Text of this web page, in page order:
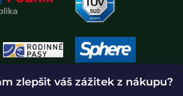
zlepšit váš zážitek z nákupu?